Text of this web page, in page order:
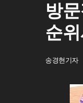
방
순
송경현기자